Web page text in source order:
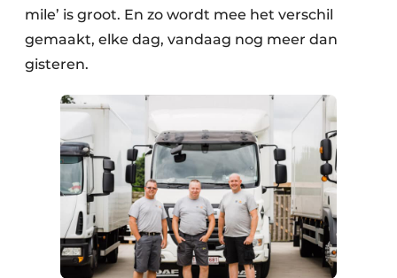
mile’ is groot. En zo wordt mee het verschil
gemaakt, elke dag, vandaag nog meer dan
gisteren.